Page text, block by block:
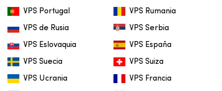
VPS Portugal VPS Rumania
VPS de Rusia VPS Serbia
VPS Eslovaquia VPS España
VPS Suecia VPS Suiza
VPS Ucrania VPS Francia